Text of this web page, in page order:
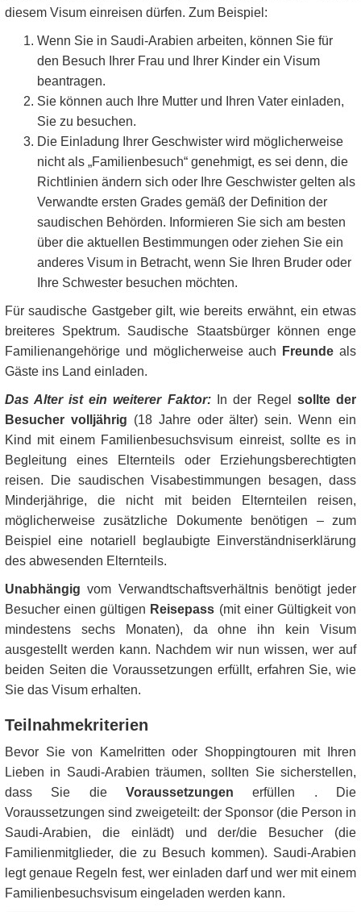
diesem Visum einreisen dürfen. Zum Beispiel:
Wenn Sie in Saudi-Arabien arbeiten, können Sie für
den Besuch Ihrer Frau und Ihrer Kinder ein Visum
beantragen.
Sie können auch Ihre Mutter und Ihren Vater einladen,
Sie zu besuchen.
Die Einladung Ihrer Geschwister wird möglicherweise
nicht als „Familienbesuch“ genehmigt, es sei denn, die
Richtlinien ändern sich oder Ihre Geschwister gelten als
Verwandte ersten Grades gemäß der Definition der
saudischen Behörden. Informieren Sie sich am besten
über die aktuellen Bestimmungen oder ziehen Sie ein
anderes Visum in Betracht, wenn Sie Ihren Bruder oder
Ihre Schwester besuchen möchten.
Für saudische Gastgeber gilt, wie bereits erwähnt, ein etwas
breiteres Spektrum. Saudische Staatsbürger können enge
Familienangehörige und möglicherweise auch
Freunde als
Gäste ins Land einladen.
Das Alter ist ein weiterer Faktor:In der Regel
sollte der
Besucher volljährig (18 Jahre oder älter) sein. Wenn ein
Kind mit einem Familienbesuchsvisum einreist, sollte es in
Begleitung eines Elternteils oder Erziehungsberechtigten
reisen. Die saudischen Visabestimmungen besagen, dass
Minderjährige, die nicht mit beiden Elternteilen reisen,
möglicherweise zusätzliche Dokumente benötigen – zum
Beispiel eine notariell beglaubigte Einverständniserklärung
des abwesenden Elternteils.
Unabhängig vom Verwandtschaftsverhältnis benötigt jeder
Besucher einen gültigen Reisepass (mit einer Gültigkeit von
mindestens sechs Monaten), da ohne ihn kein Visum
ausgestellt werden kann. Nachdem wir nun wissen, wer auf
beiden Seiten die Voraussetzungen erfüllt, erfahren Sie, wie
Sie das Visum erhalten.
Teilnahmekriterien
Bevor Sie von Kamelritten oder Shoppingtouren mit Ihren
Lieben in Saudi-Arabien träumen, sollten Sie sicherstellen,
dass Sie die Voraussetzungen erfüllen . Die
Voraussetzungen sind zweigeteilt: der Sponsor (die Person in
Saudi-Arabien, die einlädt) und der/die Besucher (die
Familienmitglieder, die zu Besuch kommen). Saudi-Arabien
legt genaue Regeln fest, wer einladen darf und wer mit einem
Familienbesuchsvisum eingeladen werden kann.